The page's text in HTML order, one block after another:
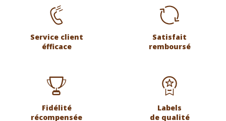
Service client
éfficace
Satisfait
remboursé
Fidélité
récompensée
Labels
de qualité